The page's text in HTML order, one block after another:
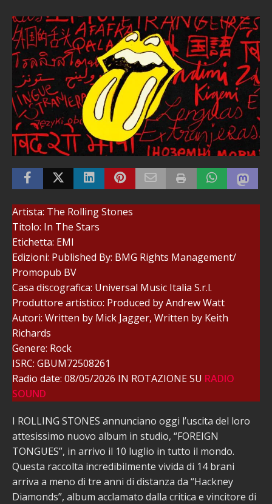
Artista: The Rolling Stones
Titolo: In The Stars
Etichetta: EMI
Edizioni: Published By: BMG Rights Management/
Promopub BV
Casa discografica: Universal Music Italia S.r.l.
Produttore artistico: Produced by Andrew Watt
Autori: Written by Mick Jagger, Written by Keith
Richards
Genere: Rock
ISRC: GBUM72508261
Radio date: 08/05/2026 IN ROTAZIONE SU RADIO
SOUND
I ROLLING STONES annunciano oggi l’uscita del loro
attesissimo nuovo album in studio, “FOREIGN
TONGUES”, in arrivo il 10 luglio in tutto il mondo.
Questa raccolta incredibilmente vivida di 14 brani
arriva a meno di tre anni di distanza da “Hackney
Diamonds”, album acclamato dalla critica e vincitore di